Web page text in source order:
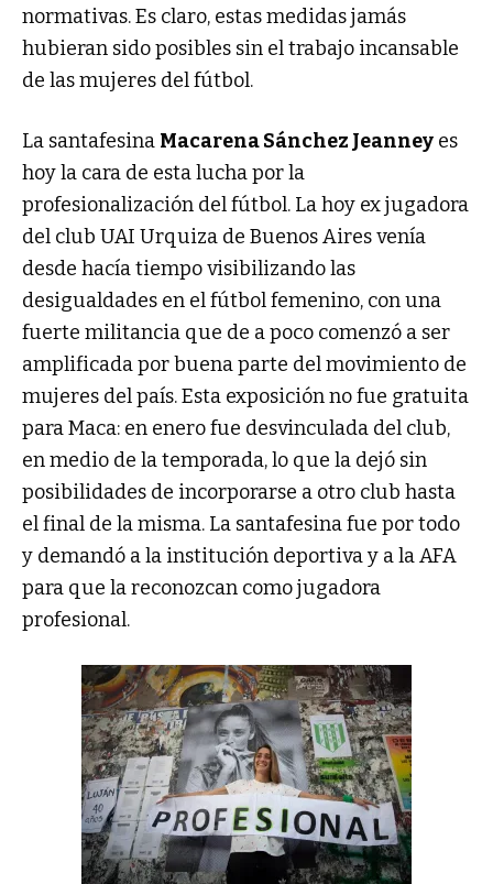
normativas. Es claro, estas medidas jamás
hubieran sido posibles sin el trabajo incansable
de las mujeres del fútbol.
La santafesina Macarena Sánchez Jeanney es
hoy la cara de esta lucha por la
profesionalización del fútbol. La hoy ex jugadora
del club UAI Urquiza de Buenos Aires venía
desde hacía tiempo visibilizando las
desigualdades en el fútbol femenino, con una
fuerte militancia que de a poco comenzó a ser
amplificada por buena parte del movimiento de
mujeres del país. Esta exposición no fue gratuita
para Maca: en enero fue desvinculada del club,
en medio de la temporada, lo que la dejó sin
posibilidades de incorporarse a otro club hasta
el final de la misma. La santafesina fue por todo
y demandó a la institución deportiva y a la AFA
para que la reconozcan como jugadora
profesional.